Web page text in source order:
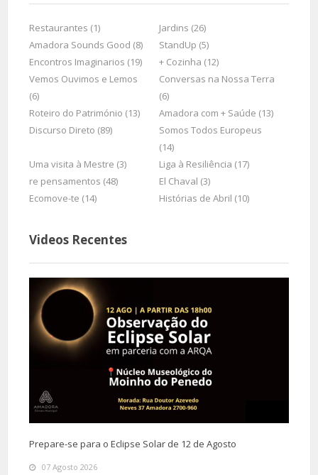
Restaurantes (1)
Jardins (26)
Amadora Sounds Good (8)
StandUp (5)
Encontros Imaginarios (19)
+ Cozinha (12)
Vemos Ouvimos e Lemos
(6)
Conversas na Nossa Terra
(6)
Roteiro do Património (13)
Amadora com + Saúde (13)
Discurso Direto (89)
Somos Todos Europeus
(14)
Uma visita à Mestre (3)
Liga à Resiliência (17)
re pensamentos (48)
El Chaval (3)
Ecomove-te (14)
Histórias de Abril (10)
Videos Recentes
Prepare-se para o Eclipse Solar de 12 de Agosto
07 Agosto 2026